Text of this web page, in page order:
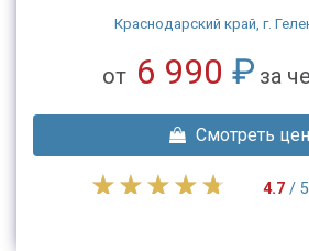
Краснодарский край, г.
от 6 990 ₽ за
Смотреть
4.7/ 5